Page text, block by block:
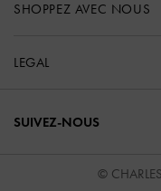
SHOPPEZ AVEC NOUS
LEGAL
SUIVEZ-NOUS
©